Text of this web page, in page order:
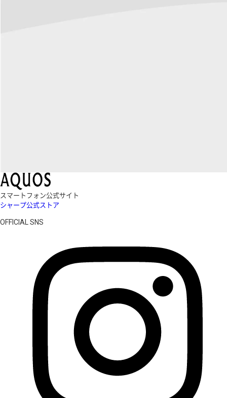
スマートフォン公式サイト
シャープ公式ストア
OFFICIAL SNS